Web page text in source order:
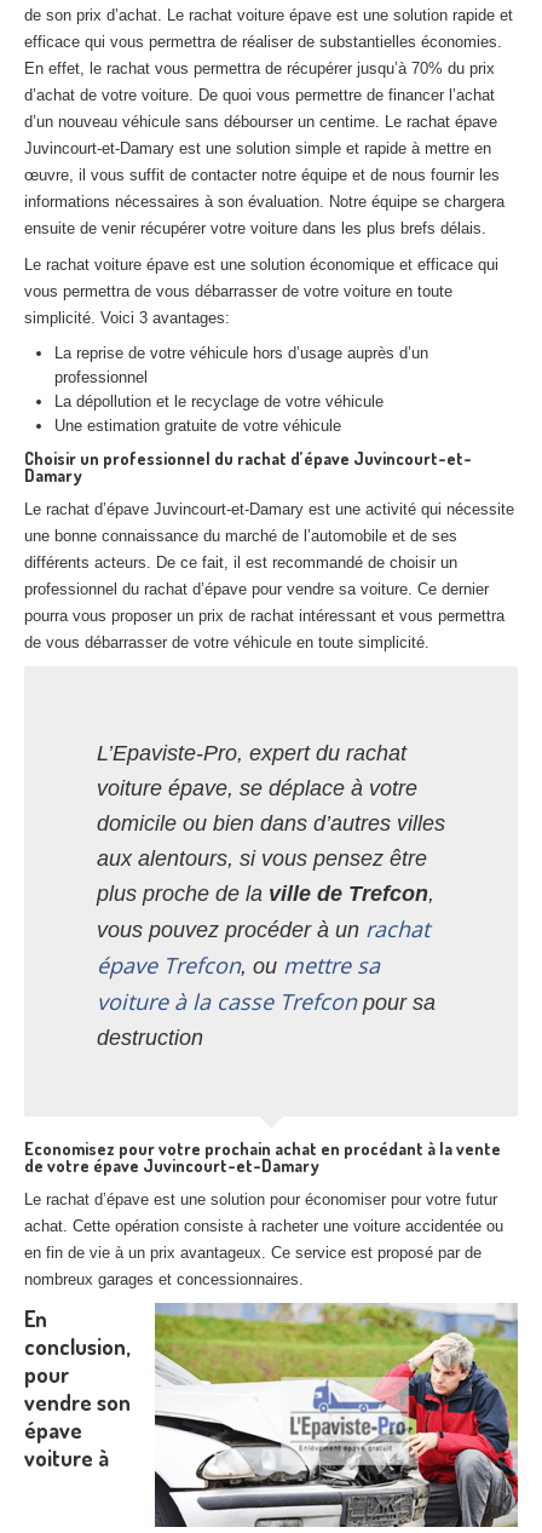
DOCUMENTS À JOINDRE
RACHATVÉHICULES
CONTACT
01 83 64 20 40
de son prix d’achat. Le rachat voiture épave est une solution rapide et
efficace qui vous permettra de réaliser de substantielles économies.
En effet, le rachat vous permettra de récupérer jusqu’à 70% du prix
d’achat de votre voiture. De quoi vous permettre de financer l’achat
d’un nouveau véhicule sans débourser un centime. Le rachat épave
Juvincourt-et-Damary est une solution simple et rapide à mettre en
œuvre, il vous suffit de contacter notre équipe et de nous fournir les
informations nécessaires à son évaluation. Notre équipe se chargera
ensuite de venir récupérer votre voiture dans les plus brefs délais.
Le rachat voiture épave est une solution économique et efficace qui
vous permettra de vous débarrasser de votre voiture en toute
simplicité. Voici 3 avantages:
La reprise de votre véhicule hors d’usage auprès d’un
professionnel
La dépollution et le recyclage de votre véhicule
Une estimation gratuite de votre véhicule
Choisir un professionnel du rachat d’épave Juvincourt-et-
Damary
Le rachat d’épave Juvincourt-et-Damary est une activité qui nécessite
une bonne connaissance du marché de l’automobile et de ses
différents acteurs. De ce fait, il est recommandé de choisir un
professionnel du rachat d’épave pour vendre sa voiture. Ce dernier
pourra vous proposer un prix de rachat intéressant et vous permettra
de vous débarrasser de votre véhicule en toute simplicité.
L’Epaviste-Pro, expert du rachat
voiture épave, se déplace à votre
domicile ou bien dans d’autres villes
aux alentours, si vous pensez être
plus proche de la ville de Trefcon,
vous pouvez procéder à un rachat
épave Trefcon, ou mettre sa
voiture à la casse Trefconpour sa
destruction
Economisez pour votre prochain achat en procédant à la vente
de votre épave Juvincourt-et-Damary
Le rachat d’épave est une solution pour économiser pour votre futur
achat. Cette opération consiste à racheter une voiture accidentée ou
en fin de vie à un prix avantageux. Ce service est proposé par de
nombreux garages et concessionnaires.
En
conclusion,
pour
vendre son
épave
voiture à